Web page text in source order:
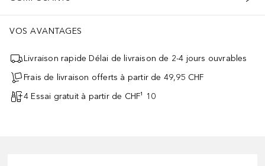
VOS AVANTAGES
Livraison rapide Délai de livraison de 2-4 jours ouvrables
Frais de livraison offerts à partir de 49,95 CHF
4 Essai gratuit à partir de CHF¹ 10